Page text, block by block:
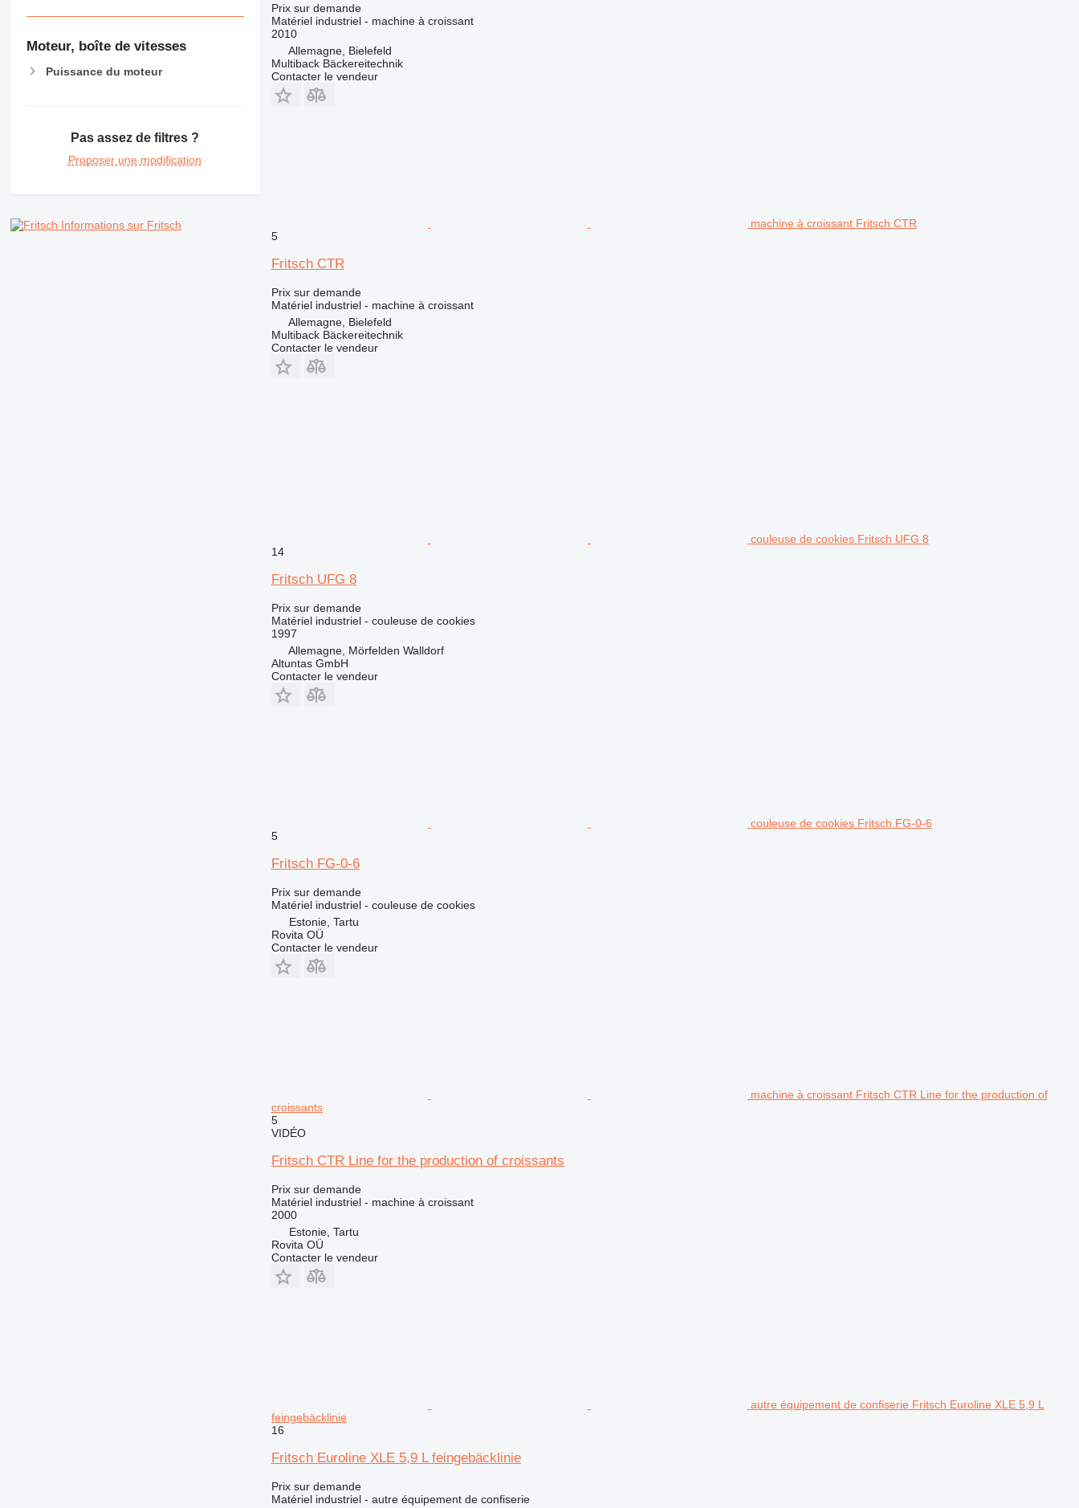
Moteur, boîte de vitesses
Puissance du moteur
Pas assez de filtres ?
Proposer une modification
Informations sur Fritsch
Prix sur demande
Matériel industriel - machine à croissant
2010
Allemagne, Bielefeld
Multiback Bäckereitechnik
Contacter le vendeur
machine à croissant Fritsch CTR
5
Fritsch CTR
Prix sur demande
Matériel industriel - machine à croissant
Allemagne, Bielefeld
Multiback Bäckereitechnik
Contacter le vendeur
couleuse de cookies Fritsch UFG 8
14
Fritsch UFG 8
Prix sur demande
Matériel industriel - couleuse de cookies
1997
Allemagne, Mörfelden Walldorf
Altuntas GmbH
Contacter le vendeur
couleuse de cookies Fritsch FG-0-6
5
Fritsch FG-0-6
Prix sur demande
Matériel industriel - couleuse de cookies
Estonie, Tartu
Rovita OÜ
Contacter le vendeur
machine à croissant Fritsch CTR Line for the production of
croissants
5
VIDÉO
Fritsch CTR Line for the production of croissants
Prix sur demande
Matériel industriel - machine à croissant
2000
Estonie, Tartu
Rovita OÜ
Contacter le vendeur
autre équipement de confiserie Fritsch Euroline XLE 5,9 L
feingebäcklinie
16
Fritsch Euroline XLE 5,9 L feingebäcklinie
Prix sur demande
Matériel industriel - autre équipement de confiserie